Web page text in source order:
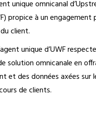
unique omnicanal
propice à un engagement
client.
unique d’UWF
solution omnicanale en
et des données axées
de clients.